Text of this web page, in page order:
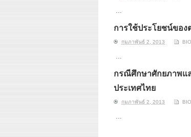
...
การใช้ประโยชน์ของ
กุมภาพันธ์ 2, 2013
...
กรณีศึกษาศักยภาพแ
ประเทศไทย
กุมภาพันธ์ 2, 2013
...